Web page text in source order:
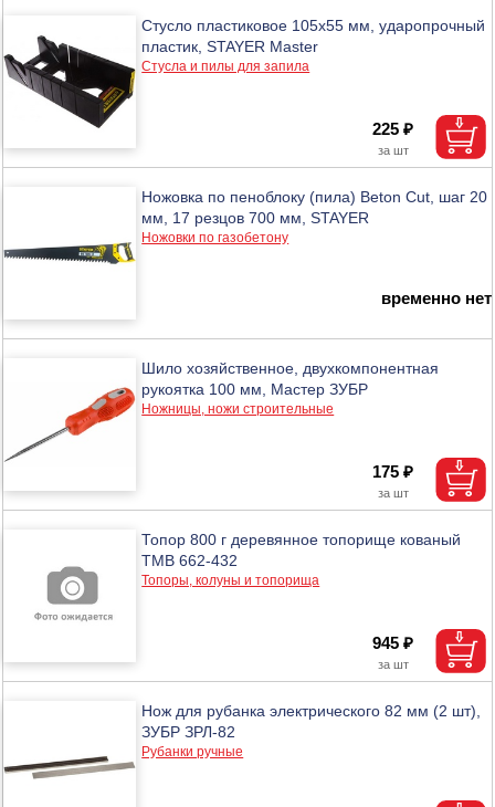
Стусло пластиковое 105х55 мм, ударопрочный
пластик, STAYER Master
Стусла и пилы для запила
225 ₽
Ножовка по пеноблоку (пила) Beton Cut, шаг 20
мм, 17 резцов 700 мм, STAYER
Ножовки по газобетону
временно нет
Шило хозяйственное, двухкомпонентная
рукоятка 100 мм, Мастер ЗУБР
Ножницы, ножи строительные
175 ₽
Топор 800 г деревянное топорище кованый
ТМВ 662-432
Топоры, колуны и топорища
945 ₽
Нож для рубанка электрического 82 мм (2 шт),
ЗУБР ЗРЛ-82
Рубанки ручные